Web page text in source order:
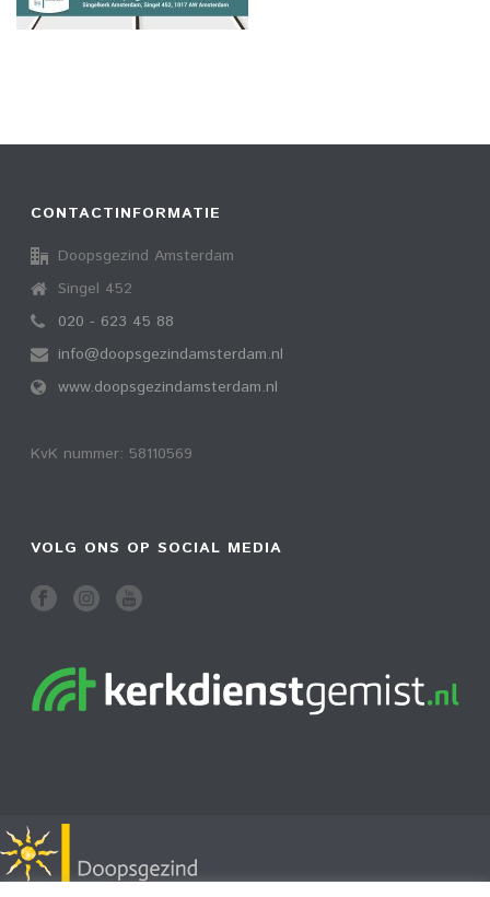
CONTACTINFORMATIE
Doopsgezind Amsterdam
Singel 452
020 - 623 45 88
info@doopsgezindamsterdam.nl
www.doopsgezindamsterdam.nl
KvK nummer: 58110569
VOLG ONS OP SOCIAL MEDIA